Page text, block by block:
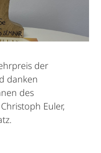
der
danken
des
Euler,